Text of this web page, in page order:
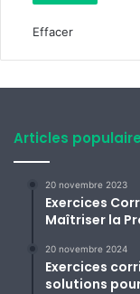
Effacer
Articles
20 novembre 2023
Exercices
Maîtriser la
20 novembre 2024
Exercices
solutions